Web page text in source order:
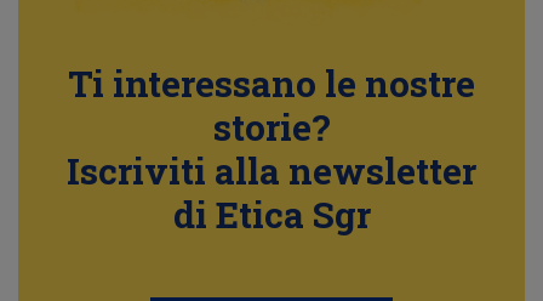
Ti interessano le nostre
storie?
Iscriviti alla newsletter
di Etica Sgr